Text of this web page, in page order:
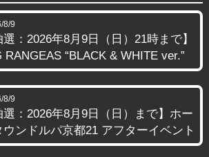
8/9
選：2026年8月9日（日）21時まで】
RANGEAS “BLACK & WHITE ver.”
8/9
選：2026年8月9日（日）まで】ホー
ウンドルパ京都21 アフターイベント